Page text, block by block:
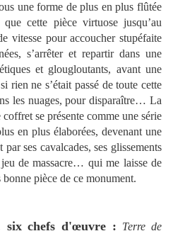
une forme de plus en plus flûtée
cette pièce virtuose jusqu’au
vitesse pour accoucher stupéfaite
s’arrêter et repartir dans une
et glougloutants, avant une
rien ne s’était passé de toute cette
les nuages, pour disparaître… La
se présente comme une série
en plus élaborées, devenant une
ses cavalcades, ses glissements
de massacre… qui me laisse de
pièce de ce monument.
six chefs d'œuvre : Terre de